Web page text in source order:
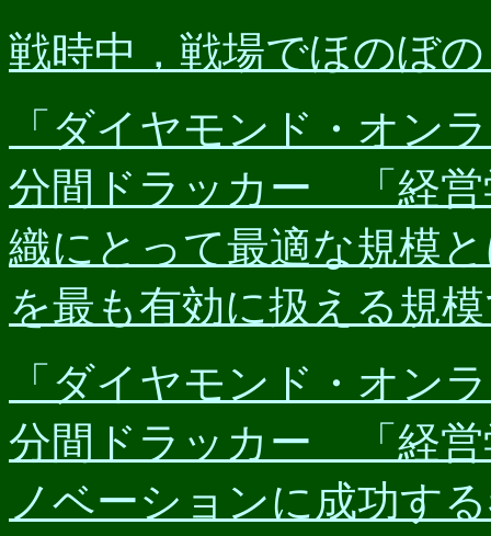
戦時中，戦場でほのぼ
「ダイヤモンド・オン
分間ドラッカー 「経営
織にとって最適な規模
を最も有効に扱える規
「ダイヤモンド・オン
分間ドラッカー 「経営
ノベーションに成功す